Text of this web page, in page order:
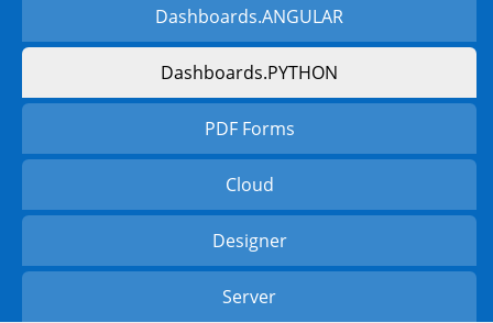
Dashboards.ANGULAR
Dashboards.PYTHON
PDF Forms
Cloud
Designer
Server